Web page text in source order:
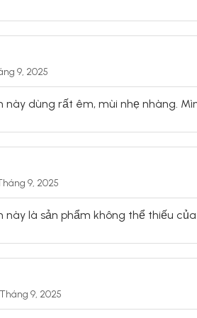
9, 2025
này dùng rất êm, mùi nhẹ nhàng.
9, 2025
này là sản phẩm không thể thiếu
9, 2025